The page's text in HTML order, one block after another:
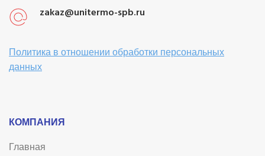
zakaz@unitermo-spb.ru
Политика в отношении обработки персональных
данных
КОМПАНИЯ
Главная